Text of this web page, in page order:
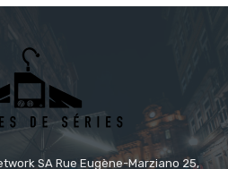
SA Rue Eugène-Marziano 25,